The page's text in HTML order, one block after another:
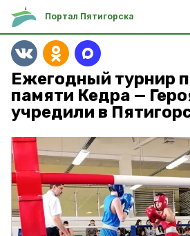
Портал Пятигорска
Ежегодный турнир
памяти Кедра —
учредили в